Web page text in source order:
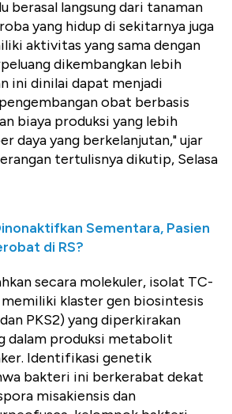
berasal langsung dari tanaman
yang hidup di sekitarnya juga
aktivitas yang sama dengan
dikembangkan lebih
ini dinilai dapat menjadi
obat berbasis
biaya produksi yang lebih
daya yang berkelanjutan," ujar
tertulisnya dikutip, Selasa
Sementara, Pasien
di RS?
secara molekuler, isolat TC-
klaster gen biosintesis
PKS2) yang diperkirakan
dalam produksi metabolit
Identifikasi genetik
bakteri ini berkerabat dekat
misakiensis dan